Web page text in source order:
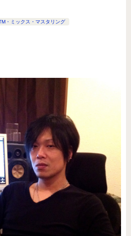
・ミックス・マスタリング